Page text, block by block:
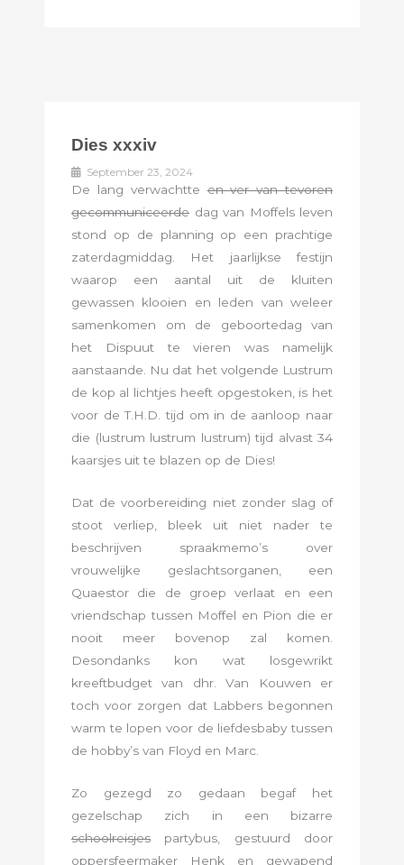
Dies xxxiv
September 23, 2024
De lang verwachtteen ver van tevoren
gecommuniceerde dag van Moffels leven
stond op de planning op een prachtige
zaterdagmiddag. Het jaarlijkse festijn
waarop een aantal uit de kluiten
gewassen klooien en leden van weleer
samenkomen om de geboortedag van
het Dispuut te vieren was namelijk
aanstaande. Nu dat het volgende Lustrum
de kop al lichtjes heeft opgestoken, is het
voor de T.H.D. tijd om in de aanloop naar
die (lustrum lustrum lustrum) tijd alvast 34
kaarsjes uit te blazen op de Dies!
Dat de voorbereiding niet zonder slag of
stoot verliep, bleek uit niet nader te
beschrijven spraakmemo’s over
vrouwelijke geslachtsorganen, een
Quaestor die de groep verlaat en een
vriendschap tussen Moffel en Pion die er
nooit meer bovenop zal komen.
Desondanks kon wat losgewrikt
kreeftbudget van dhr. Van Kouwen er
toch voor zorgen dat Labbers begonnen
warm te lopen voor de liefdesbaby tussen
de hobby’s van Floyd en Marc.
Zo gezegd zo gedaan begaf het
gezelschap zich in een bizarre
schoolreisjes partybus, gestuurd door
oppersfeermaker Henk en gewapend